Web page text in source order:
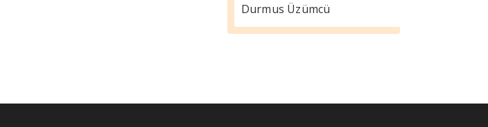
Durmus Üzümcü